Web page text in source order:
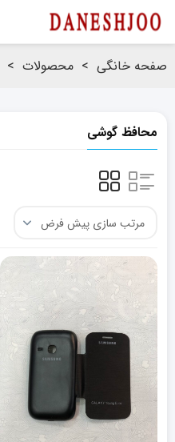
صفحه خانگی > محصولات >
محافظ گوشی